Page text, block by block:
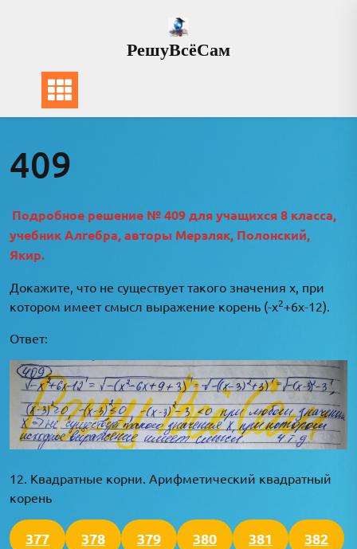
РешуВсёСам
409
Подробное решение № 409 для учащихся 8 класса,
учебник Алгебра, авторы Мерзляк, Полонский,
Якир.
Докажите, что не существует такого значения х, при
котором имеет смысл выражение корень (-х2+6х-12).
Ответ:
12. Квадратные корни. Арифметический квадратный
корень
377 378 379 380 381 382